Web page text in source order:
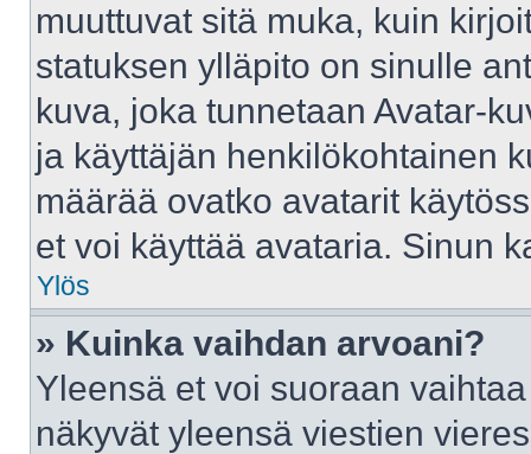
muuttuvat sitä muka, kuin
statuksen ylläpito on sinulle
kuva, joka tunnetaan Avatar-
ja käyttäjän henkilökohtainen
määrää ovatko avatarit
et voi käyttää avataria. Sinun
Ylös
» Kuinka vaihdan arvoani?
Yleensä et voi suoraan
näkyvät yleensä viestien